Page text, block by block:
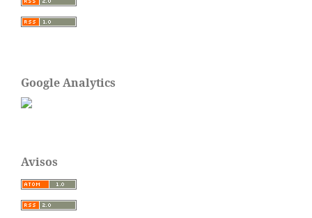
Google Analytics
Avisos